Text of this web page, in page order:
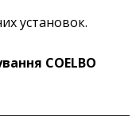
установок.
COELBO